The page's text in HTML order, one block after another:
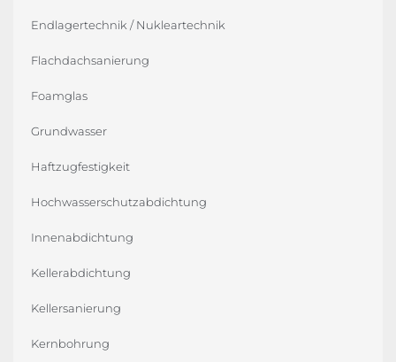
Endlagertechnik / Nukleartechnik
Flachdachsanierung
Foamglas
Grundwasser
Haftzugfestigkeit
Hochwasserschutzabdichtung
Innenabdichtung
Kellerabdichtung
Kellersanierung
Kernbohrung